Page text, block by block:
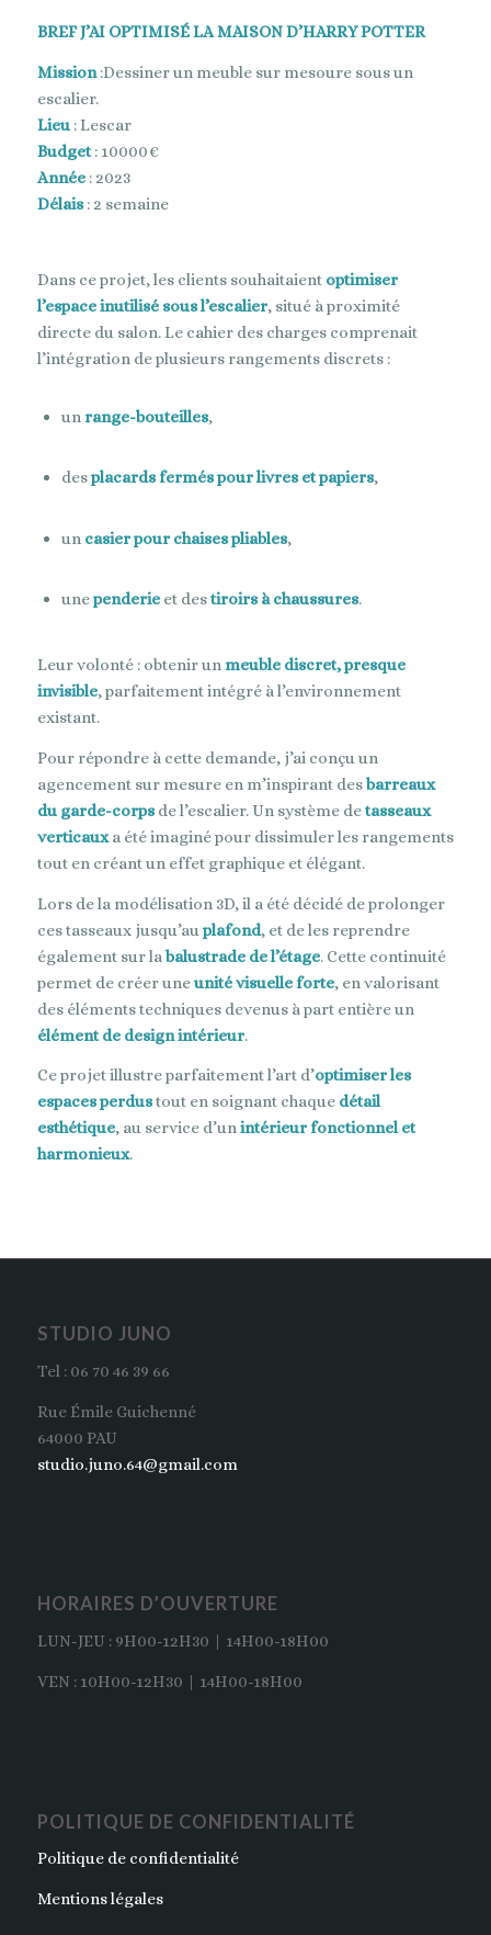
BREF J’AI OPTIMISÉ LA MAISON D’HARRY POTTER
Mission:Dessiner un meuble sur mesoure sous un
escalier.
Lieu: Lescar
Budget: 10000€
Année: 2023
Délais: 2 semaine
Dans ce projet, les clients souhaitaient optimiser
l’espace inutilisé sous l’escalier, situé à proximité
directe du salon. Le cahier des charges comprenait
l’intégration de plusieurs rangements discrets :
un range-bouteilles,
desplacards fermés pour livres et papiers,
un casier pour chaises pliables,
unependerieet destiroirs à chaussures.
Leur volonté : obtenir un meuble discret, presque
invisible, parfaitement intégré à l’environnement
existant.
Pour répondre à cette demande, j’ai conçu un
agencement sur mesure en m’inspirant desbarreaux
du garde-corpsde l’escalier. Un système detasseaux
verticauxa été imaginé pour dissimuler les rangements
tout en créant un effet graphique et élégant.
Lors de la modélisation 3D, il a été décidé de prolonger
ces tasseaux jusqu’auplafond, et de les reprendre
également sur labalustrade de l’étage. Cette continuité
permet de créer uneunité visuelle forte, en valorisant
des éléments techniques devenus à part entière un
élément de design intérieur.
Ce projet illustre parfaitement l’art d’optimiser les
espaces perdustout en soignant chaque détail
esthétique, au service d’unintérieur fonctionnel et
harmonieux.
STUDIO JUNO
Tel : 06 70 46 39 66
Rue Émile Guichenné
64000 PAU
studio.juno.64@gmail.com
HORAIRES D’OUVERTURE
LUN-JEU : 9H00-12H30 | 14H00-18H00
VEN : 10H00-12H30 | 14H00-18H00
POLITIQUE DE CONFIDENTIALITÉ
Politique de confidentialité
Mentions légales